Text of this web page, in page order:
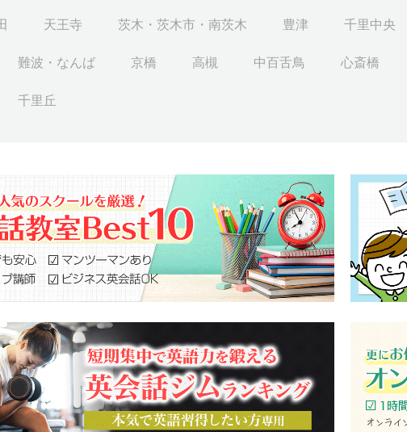
天王寺 茨木・茨木市・南茨木 豊津 千里中央
難波・なんば 京橋 高槻 中百舌鳥 心斎橋
千里丘